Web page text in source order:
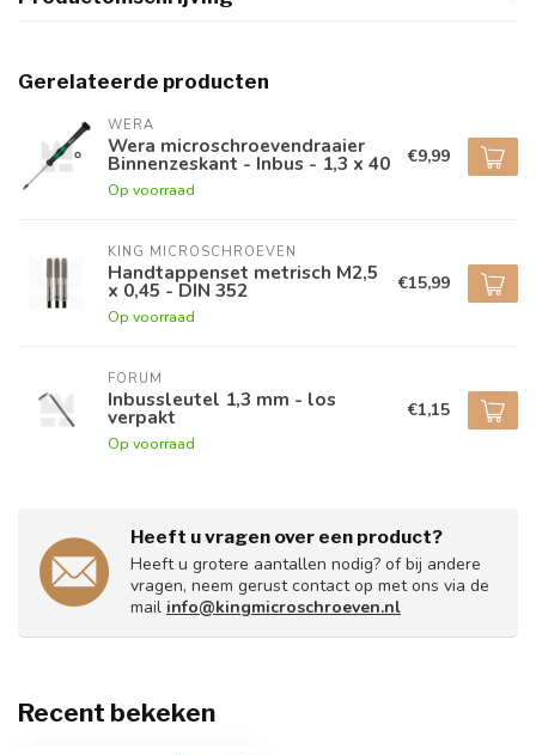
Gerelateerde producten
WERA
Wera microschroevendraaier
Binnenzeskant - Inbus - 1,3 x 40
Op voorraad
€9,99
KING MICROSCHROEVEN
Handtappenset metrisch M2,5
x 0,45 - DIN 352
Op voorraad
€15,99
FORUM
Inbussleutel 1,3 mm - los
verpakt
Op voorraad
€1,15
Heeft u vragen over een product?
Heeft u grotere aantallen nodig? of bij andere
vragen, neem gerust contact op met ons via de
mail info@kingmicroschroeven.nl
Recent bekeken